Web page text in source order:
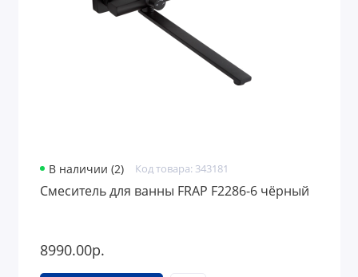
В наличии (2) Код товара: 343181
Смеситель для ванны FRAP F2286-6 чёрный
8990.00р.